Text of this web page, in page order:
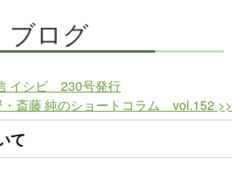
ブログ
イシビ 230号発行
・斎藤 純のショートコラム vol.152 >>
て